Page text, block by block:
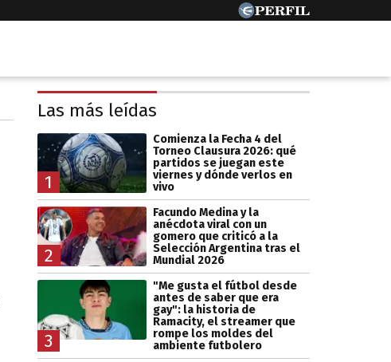
Las más leídas
1
Comienza la Fecha 4 del
Torneo Clausura 2026: qué
partidos se juegan este
viernes y dónde verlos en
vivo
2
Facundo Medina y la
anécdota viral con un
gomero que criticó a la
Selección Argentina tras el
Mundial 2026
3
"Me gusta el fútbol desde
antes de saber que era
gay": la historia de
Ramacity, el streamer que
rompe los moldes del
ambiente futbolero